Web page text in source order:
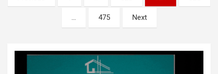
pagination
… 475 Next